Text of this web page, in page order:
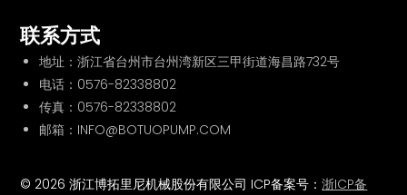
联系方式
地址：浙江省台州市台州湾新区三甲街道海昌路732号
电话： 0576-82338802
传真：0576-82338802
邮箱：INFO@BOTUOPUMP.COM
© 2026 浙江博拓里尼机械股份有限公司 ICP备案号：浙ICP备